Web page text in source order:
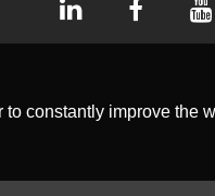
constantly improve the